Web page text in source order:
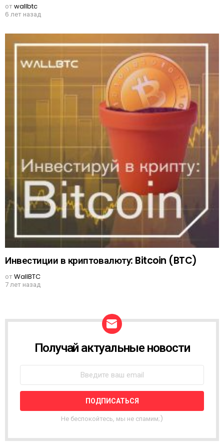
отwallbtc
6 лет назад
Инвестиции в криптовалюту: Bitcoin (BTC)
отWallBTC
7 лет назад
W
L
E
T
R
Получай актуальные новости
Не беспокойтесь, мы не спамим;)